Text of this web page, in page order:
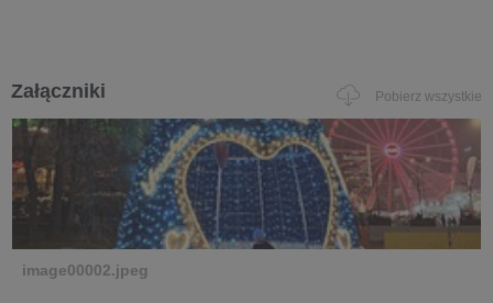
Załączniki Pobierz wszystkie
image00002.jpeg